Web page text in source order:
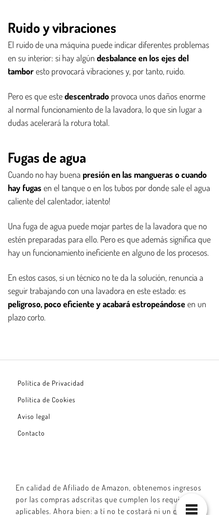
Ruido y vibraciones
El ruido de una máquina puede indicar diferentes problemas
en su interior: si hay algún desbalance en los ejes del
tamboresto provocará vibraciones y, por tanto, ruido.
Pero es que estedescentrado provoca unos daños enorme
al normal funcionamiento de la lavadora, lo que sin lugar a
dudas acelerará la rotura total.
Fugas de agua
Cuando no hay buena presión en las mangueras o cuando
hay fugas en el tanque o en los tubos por donde sale el agua
caliente del calentador, ¡atento!
Una fuga de agua puede mojar partes de la lavadora que no
estén preparadas para ello. Pero es que además significa que
hay un funcionamiento ineficiente en alguno de los procesos.
En estos casos, si un técnico no te da la solución, renuncia a
seguir trabajando con una lavadora en este estado: es
peligroso, poco eficiente y acabará estropeándoseen un
plazo corto.
Política de Privacidad
Política de Cookies
Aviso legal
Contacto
En calidad de Afiliado de Amazon, obtenemos ingresos
por las compras adscritas que cumplen los requisitos
aplicables. Ahora bien: a tí no te costará ni un céntimo